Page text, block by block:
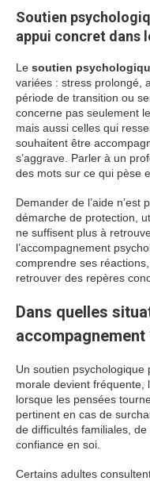
Soutien
appui concret dans
Le soutien
variées : stress prolongé,
période de transition ou
concerne pas seulement
mais aussi celles qui
souhaitent être
s’aggrave. Parler à un
des mots sur ce qui pèse
Demander de l’aide n’est
démarche de protection,
ne suffisent plus à
l’accompagnement
comprendre ses
retrouver des repères
Dans quelles
accompagnement
Un soutien
morale devient fréquente,
lorsque les pensées
pertinent en cas de
de difficultés familiales,
confiance en soi.
Certains adultes